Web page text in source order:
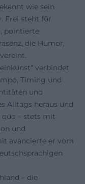
wie sein
Frei steht für
pointierte
die Humor,
verbindet
Timing und
und
Alltags heraus und
– stets mit
und
avancierte er vom
– die